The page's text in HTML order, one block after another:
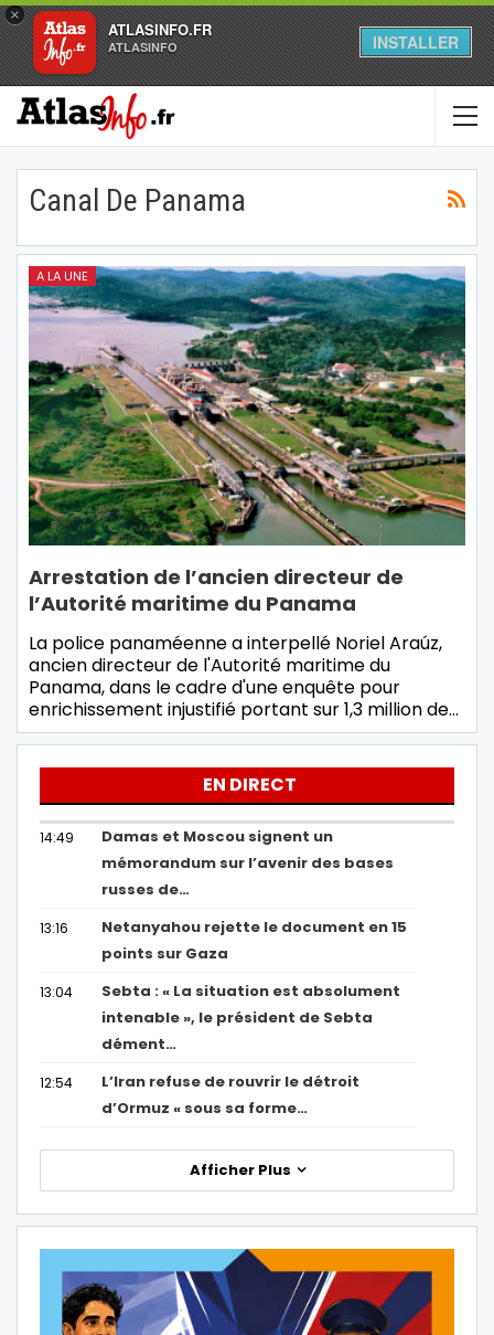
×
ATLASINFO.FR
ATLASINFO INSTALLER
Canal De Panama
A LA UNE
Arrestation de l’ancien directeur de
l’Autorité maritime du Panama
La police panaméenne a interpellé Noriel Araúz,
ancien directeur de l'Autorité maritime du
Panama, dans le cadre d'une enquête pour
enrichissement injustifié portant sur 1,3 million de…
EN DIRECT
14:49
Damas et Moscou signent un
mémorandum sur l’avenir des bases
russes de…
13:16
Netanyahou rejette le document en 15
points sur Gaza
13:04
Sebta : « La situation est absolument
intenable », le président de Sebta
dément…
12:54
L’Iran refuse de rouvrir le détroit
d’Ormuz « sous sa forme…
Afficher Plus